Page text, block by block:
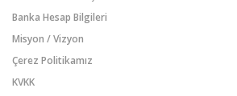
Banka Hesap Bilgileri
Misyon / Vizyon
Çerez Politikamız
KVKK